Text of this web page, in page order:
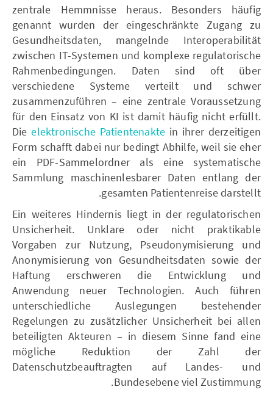
zentrale Hemmnisse heraus. Besonders häufig
genannt wurden der eingeschränkte Zugang zu
Gesundheitsdaten, mangelnde Interoperabilität
zwischen IT-Systemen und komplexe regulatorische
Rahmenbedingungen. Daten sind oft über
verschiedene Systeme verteilt und schwer
zusammenzuführen – eine zentrale Voraussetzung
für den Einsatz von KI ist damit häufig nicht erfüllt.
Dieelektronische Patientenakte in ihrer derzeitigen
Form schafft dabei nur bedingt Abhilfe, weil sie eher
ein PDF-Sammelordner als eine systematische
Sammlung maschinenlesbarer Daten entlang der
gesamten Patientenreise darstellt.
Ein weiteres Hindernis liegt in der regulatorischen
Unsicherheit. Unklare oder nicht praktikable
Vorgaben zur Nutzung, Pseudonymisierung und
Anonymisierung von Gesundheitsdaten sowie der
Haftung erschweren die Entwicklung und
Anwendung neuer Technologien. Auch führen
unterschiedliche Auslegungen bestehender
Regelungen zu zusätzlicher Unsicherheit bei allen
beteiligten Akteuren – in diesem Sinne fand eine
mögliche Reduktion der Zahl der
Datenschutzbeauftragten auf Landes- und
Bundesebene viel Zustimmung.